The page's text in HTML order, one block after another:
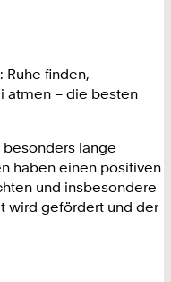
Ruhe finden,
atmen – die besten
besonders lange
haben einen positiven
und insbesondere
wird gefördert und der